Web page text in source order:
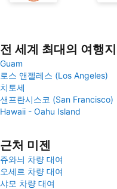
전 세계 최대의 여행지
Guam
로스 앤젤레스 (Los Angeles)
치토세
샌프란시스코 (San Francisco)
Hawaii - Oahu Island
근처 미젠
쥬와늬 차량 대여
오세르 차량 대여
샤모 차량 대여